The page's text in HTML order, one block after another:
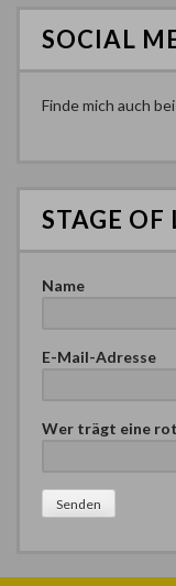
SOCIAL
Finde mich auch bei
STAGE
Name
E-Mail-Adresse
Bitte lasse dieses
Wer trägt eine